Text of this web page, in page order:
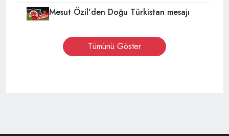
Mesut Özil'den Doğu Türkistan mesajı
Tümünü Göster